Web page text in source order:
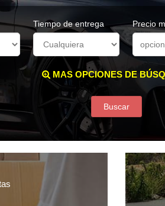
Tiempo de entrega Precio
MAS OPCIONES DE
Buscar